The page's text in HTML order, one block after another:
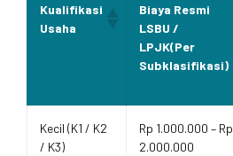
Kualifikasi
Usaha
Biaya Resmi
LSBU /
LPJK(Per
Subklasifikasi)
Kecil (K1 / K2
/ K3)
Rp 1.000.000 – Rp
2.000.000